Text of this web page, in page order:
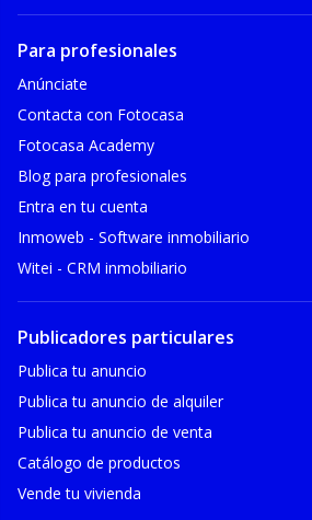
Para profesionales
Anúnciate
Contacta con Fotocasa
Fotocasa Academy
Blog para profesionales
Entra en tu cuenta
Inmoweb - Software inmobiliario
Witei - CRM inmobiliario
Publicadores particulares
Publica tu anuncio
Publica tu anuncio de alquiler
Publica tu anuncio de venta
Catálogo de productos
Vende tu vivienda